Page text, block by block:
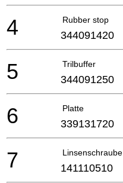
Rubber stop
4 344091420
Trilbuffer
5 344091250
Platte
6 339131720
Linsenschraube
7 141110510